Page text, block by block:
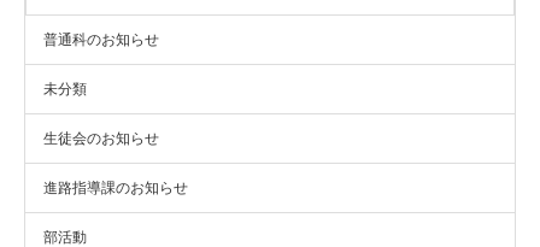
普通科のお知らせ
未分類
生徒会のお知らせ
進路指導課のお知らせ
部活動